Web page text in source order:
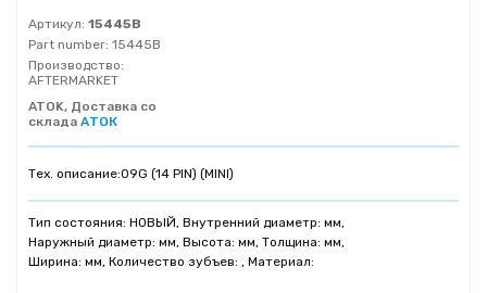
Артикул: 15445B
Part number: 15445B
Производство:
AFTERMARKET
ATOK, Доставка со
склада АТОК
Тех. описание:09G (14 PIN) (MINI)
Тип состояния: НОВЫЙ, Внутренний диаметр: мм,
Наружный диаметр: мм, Высота: мм, Толщина: мм,
Ширина: мм, Количество зубъев: , Материал: